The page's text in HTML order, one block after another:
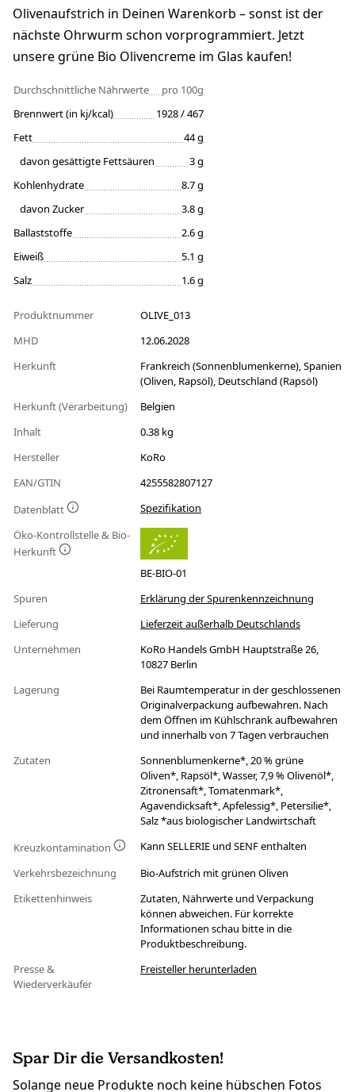
Olivenaufstrich in Deinen Warenkorb – sonst ist der
nächste Ohrwurm schon vorprogrammiert. Jetzt
unsere grüne Bio Olivencreme im Glas kaufen!
Durchschnittliche Nährwerte
pro 100g
Brennwert (in kj/kcal)
1928 / 467
Fett
44 g
davon gesättigte Fettsäuren
3 g
Kohlenhydrate
8.7 g
davon Zucker
3.8 g
Ballaststoffe
2.6 g
Eiweiß
5.1 g
Salz
1.6 g
Produktnummer
OLIVE_013
MHD
12.06.2028
Herkunft
Frankreich (Sonnenblumenkerne), Spanien
(Oliven, Rapsöl), Deutschland (Rapsöl)
Herkunft (Verarbeitung)
Belgien
Inhalt
0.38 kg
Hersteller
KoRo
EAN/GTIN
4255582807127
Datenblatt
Spezifikation
Öko-Kontrollstelle & Bio-
Herkunft
BE-BIO-01
Spuren
Erklärung der Spurenkennzeichnung
Lieferung
Lieferzeit außerhalb Deutschlands
Unternehmen
KoRo Handels GmbH Hauptstraße 26,
10827 Berlin
Lagerung
Bei Raumtemperatur in der geschlossenen
Originalverpackung aufbewahren. Nach
dem Öffnen im Kühlschrank aufbewahren
und innerhalb von 7 Tagen verbrauchen
Zutaten
Sonnenblumenkerne*, 20 % grüne
Oliven*, Rapsöl*, Wasser, 7,9 % Olivenöl*,
Zitronensaft*, Tomatenmark*,
Agavendicksaft*, Apfelessig*, Petersilie*,
Salz *aus biologischer Landwirtschaft
Kreuzkontamination
Kann SELLERIE und SENF enthalten
Verkehrsbezeichnung
Bio-Aufstrich mit grünen Oliven
Etikettenhinweis
Zutaten, Nährwerte und Verpackung
können abweichen. Für korrekte
Informationen schau bitte in die
Produktbeschreibung.
Presse &
Wiederverkäufer
Freisteller herunterladen
Spar Dir die Versandkosten!
Solange neue Produkte noch keine hübschen Fotos